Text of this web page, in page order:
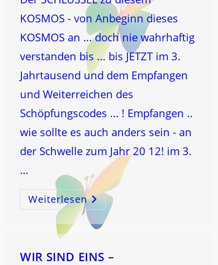
KOSMOS - von Anbeginn dieses
KOSMOS an ... doch nie wahrhaftig
verstanden bis ... bis JETZT im 3.
Jahrtausend und dem Empfangen
und Weiterreichen des
Schöpfungscodes ... ! Empfangen ..
wie sollte es auch anders sein - an
der Schwelle zum Jahr 20 12! im 3.
…
WeiterlesenDie
12
…
SCHLÜSSEL
Zum
MenschSEIN!
WIR SIND EINS –